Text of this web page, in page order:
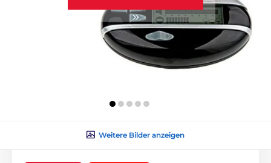
Weitere Bilder anzeigen